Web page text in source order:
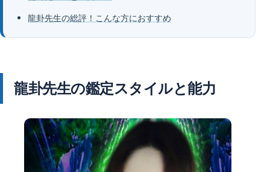
龍卦先生の総評！こんな方におすすめ
龍卦先生の鑑定スタイルと能力